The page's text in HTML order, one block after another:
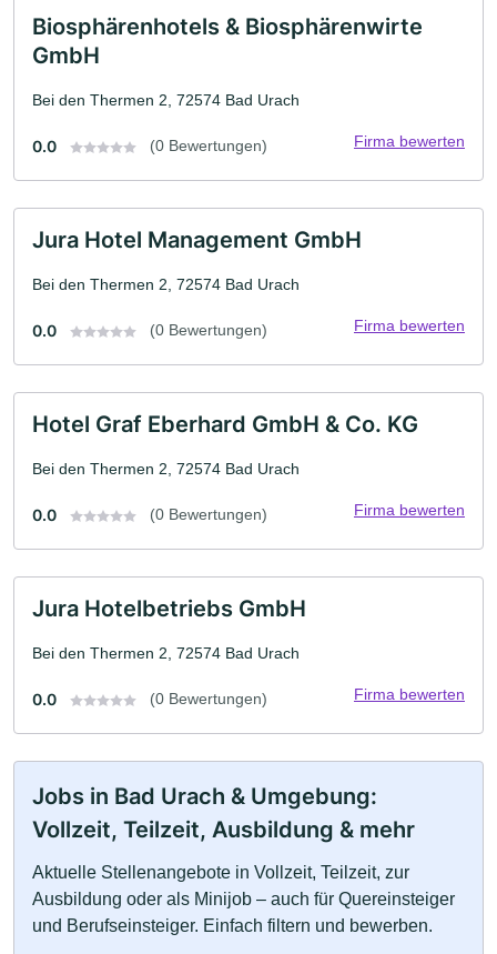
Biosphärenhotels & Biosphärenwirte
GmbH
Bei den Thermen 2, 72574 Bad Urach
0.0 (0 Bewertungen) Firma bewerten
Jura Hotel Management GmbH
Bei den Thermen 2, 72574 Bad Urach
0.0 (0 Bewertungen) Firma bewerten
Hotel Graf Eberhard GmbH & Co. KG
Bei den Thermen 2, 72574 Bad Urach
0.0 (0 Bewertungen) Firma bewerten
Jura Hotelbetriebs GmbH
Bei den Thermen 2, 72574 Bad Urach
0.0 (0 Bewertungen) Firma bewerten
Jobs in Bad Urach & Umgebung:
Vollzeit, Teilzeit, Ausbildung & mehr
Aktuelle Stellenangebote in Vollzeit, Teilzeit, zur
Ausbildung oder als Minijob – auch für Quereinsteiger
und Berufseinsteiger. Einfach filtern und bewerben.